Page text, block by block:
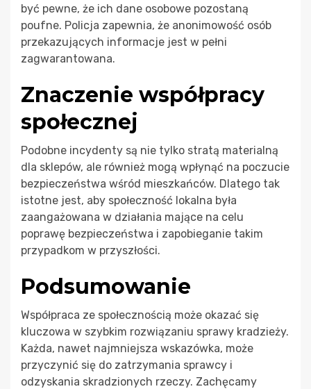
być pewne, że ich dane osobowe pozostaną
poufne. Policja zapewnia, że anonimowość osób
przekazujących informacje jest w pełni
zagwarantowana.
Znaczenie współpracy
społecznej
Podobne incydenty są nie tylko stratą materialną
dla sklepów, ale również mogą wpłynąć na poczucie
bezpieczeństwa wśród mieszkańców. Dlatego tak
istotne jest, aby społeczność lokalna była
zaangażowana w działania mające na celu
poprawę bezpieczeństwa i zapobieganie takim
przypadkom w przyszłości.
Podsumowanie
Współpraca ze społecznością może okazać się
kluczowa w szybkim rozwiązaniu sprawy kradzieży.
Każda, nawet najmniejsza wskazówka, może
przyczynić się do zatrzymania sprawcy i
odzyskania skradzionych rzeczy. Zachęcamy